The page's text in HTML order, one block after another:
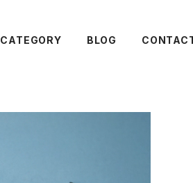
CATEGORY BLOG